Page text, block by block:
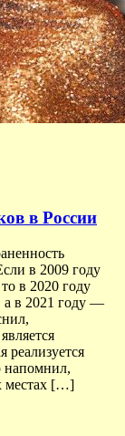
в России
в 2009 году
в 2020 году
а в 2021 году —
реализуется
напомнил,
местах […]